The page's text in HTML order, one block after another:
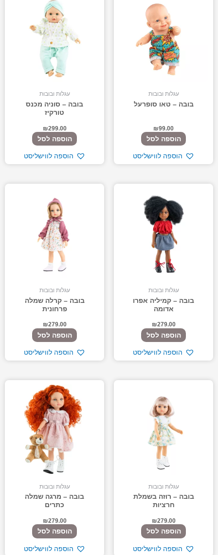
עגלות ובובות
בובה – טאו סופרעל
₪99.00
הוספה לסל
הוספה לווישליסט
עגלות ובובות
בובה – סוניה מכנס
טורקיז
₪299.00
הוספה לסל
הוספה לווישליסט
עגלות ובובות
בובה – קמיליה אפרו
אדומה
₪279.00
הוספה לסל
הוספה לווישליסט
עגלות ובובות
בובה – קרלה שמלה
פרחונית
₪279.00
הוספה לסל
הוספה לווישליסט
עגלות ובובות
בובה – רוזה בשמלת
חרציות
₪279.00
הוספה לסל
הוספה לווישליסט
עגלות ובובות
בובה – מרגה שמלה
כתרים
₪279.00
הוספה לסל
הוספה לווישליסט